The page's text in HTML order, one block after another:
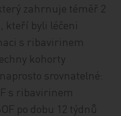
zahrnuje téměř 2
kteří byli léčeni
s ribavirinem
kohorty
srovnatelné:
s ribavirinem
po dobu 12 týdnů